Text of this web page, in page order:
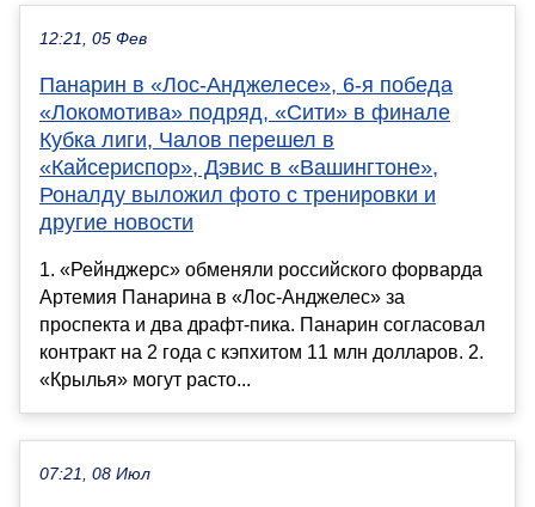
12:21, 05 Фев
Панарин в «Лос-Анджелесе», 6-я победа
«Локомотива» подряд, «Сити» в финале
Кубка лиги, Чалов перешел в
«Кайсериспор», Дэвис в «Вашингтоне»,
Роналду выложил фото с тренировки и
другие новости
1. «Рейнджерс» обменяли российского форварда
Артемия Панарина в «Лос-Анджелес» за
проспекта и два драфт-пика. Панарин согласовал
контракт на 2 года с кэпхитом 11 млн долларов. 2.
«Крылья» могут расто...
07:21, 08 Июл